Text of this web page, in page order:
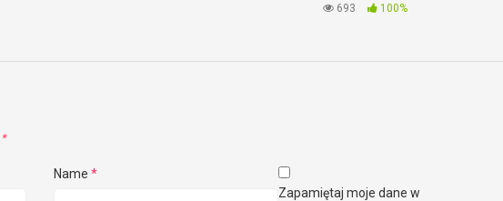
693 100%
*
Name *
Zapamiętaj moje dane w